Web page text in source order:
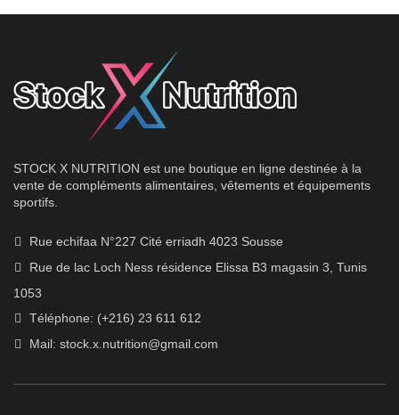
STOCK X NUTRITION est une boutique en ligne destinée à la
vente de compléments alimentaires, vêtements et équipements
sportifs.
Rue echifaa N°227 Cité erriadh 4023 Sousse
Rue de lac Loch Ness résidence Elissa B3 magasin 3, Tunis
1053
Téléphone: (+216) 23 611 612
Mail: stock.x.nutrition@gmail.com